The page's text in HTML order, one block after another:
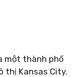
một thành phố
thị Kansas City.